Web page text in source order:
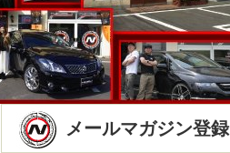
メールマガジン登録